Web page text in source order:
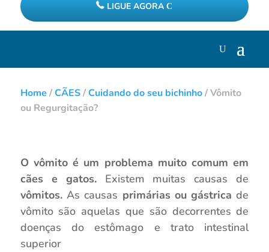
LIGUE AGORA
Home /CÃES/Cuidando do seu bichinho/Vômito
ou Regurgitação?
O vômito é um problema muito comum em
cães e gatos. Existem muitas causas de
vômitos.As causas primárias ou gástrica de
vômito são aquelas que são decorrentes de
doenças do estômago e trato intestinal
superior